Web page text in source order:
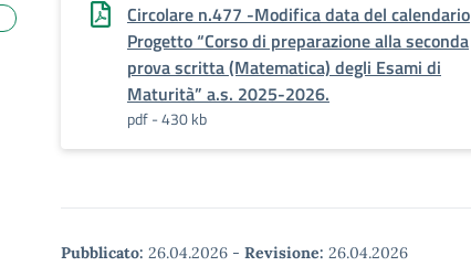
Circolare n.477 -Modifica data del calendario
Progetto “Corso di preparazione alla seconda
prova scritta (Matematica) degli Esami di
Maturità” a.s. 2025-2026.
pdf - 430 kb
Pubblicato: 26.04.2026 - Revisione: 26.04.2026